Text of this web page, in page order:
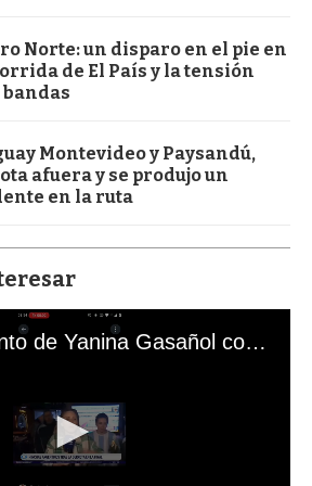
Norte: un disparo en el pie en
de El País y la tensión
Montevideo y Paysandú,
afuera y se produjo un
en la ruta
El mal momento de Yanina Gasañol con un hincha argentino en "Subrayado"